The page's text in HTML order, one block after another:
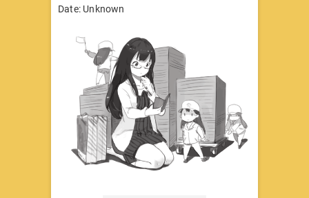
Date: Unknown